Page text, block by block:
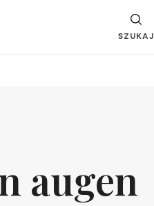
SZUKAJ
augen